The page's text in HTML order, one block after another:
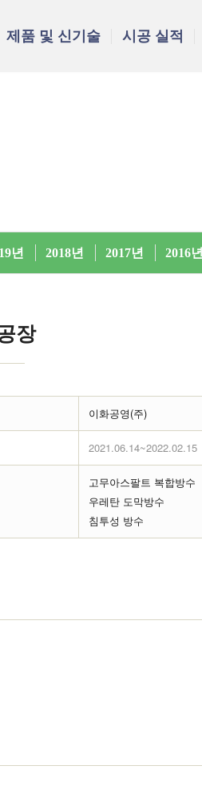
제품 및 신기술 시공 실적
년 2018년 2017년 2016년
장
이화공영(주)
2021.06.14~2022.02.15
고무아스팔트 복합방수
우레탄 도막방수
침투성 방수